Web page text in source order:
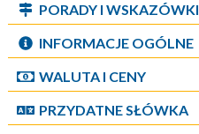
PORADY I WSKAZÓWKI
INFORMACJE OGÓLNE
WALUTA I CENY
PRZYDATNE SŁÓWKA